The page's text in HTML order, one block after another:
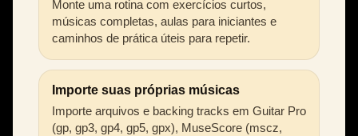
Monte uma rotina com exercícios curtos,
músicas completas, aulas para iniciantes e
caminhos de prática úteis para repetir.
Importe suas próprias músicas
Importe arquivos e backing tracks em Guitar Pro
(gp, gp3, gp4, gp5, gpx), MuseScore (mscz,